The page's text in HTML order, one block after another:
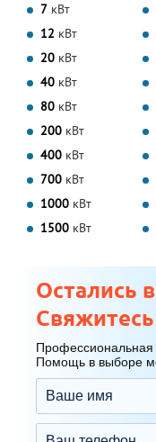
7 кВт
12 кВт
20 кВт
40 кВт
80 кВт
200 кВт
400 кВт
700 кВт
1000 кВт
1500 кВт
Остались
Профессиональная
Помощь в выборе